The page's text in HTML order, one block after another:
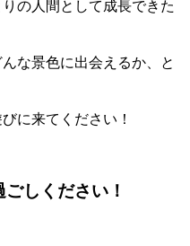
の人間として成長できた
な景色に出会えるか、と
に来てください！
しください！